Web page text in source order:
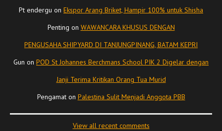
Pt endergu on Ekspor Arang Briket, Hampir 100% untuk Shisha
Penting on WAWANCARA KHUSUS DENGAN
PENGUSAHA SHIPYARD DI TANJUNGPINANG, BATAM KEPRI
Gun on POD St Johannes Berchmans School PIK 2 Digelar dengan
Janji Terima Kritikan Orang Tua Murid
Pengamaton Palestina Sulit Menjadi Anggota PBB
View all recent comments